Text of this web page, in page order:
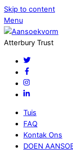
Skip to content
Menu
Atterbury Trust
Tuis
FAQ
Kontak Ons
DOEN